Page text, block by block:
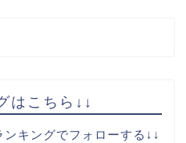
はこちら↓↓
キングでフォローする↓↓